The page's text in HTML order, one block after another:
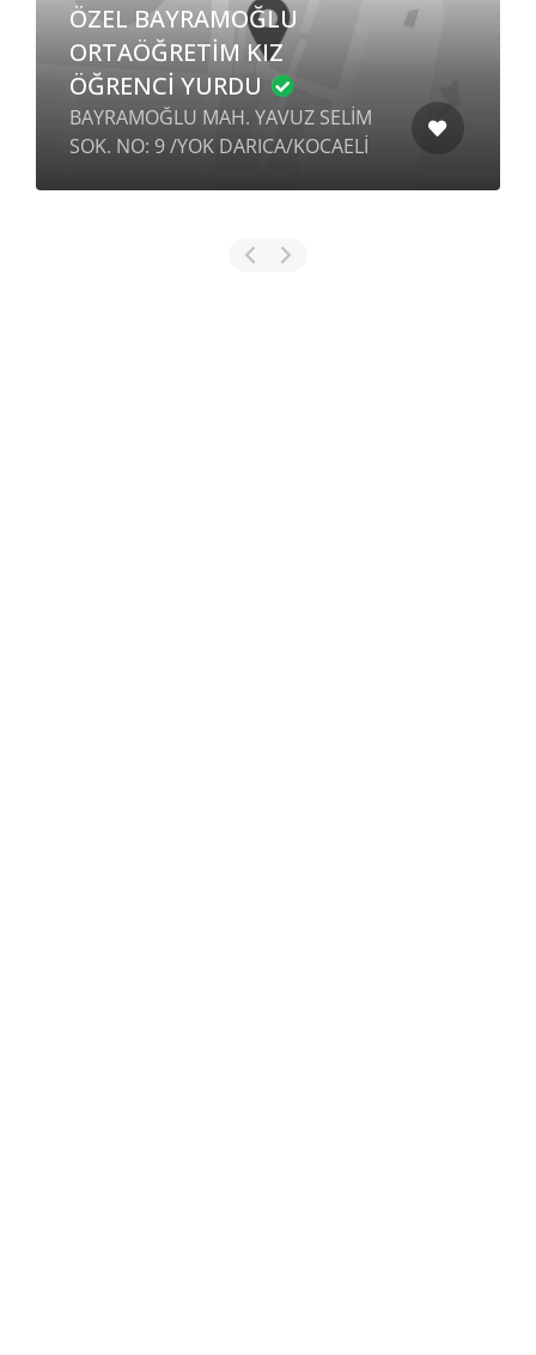
ÖZEL SADABAD ORTAOKUL
ERKEK ÖĞRENCİ YURDU
KISAS MAH. KISAS/9 SOK. NO: 2
/YOK HALİLİYE/ŞANLIURFA